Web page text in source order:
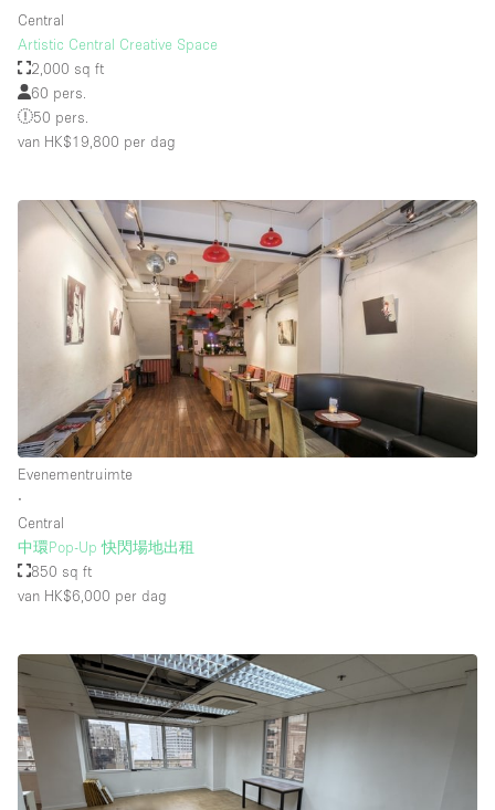
Toiletten
Toonbanken
Tuin
Verwarming
Voorraadkamer
Water Access
Whitebox / Minimaal
Verdieping/Toegang:
Souterrain
Begane grond straatkant
Winkelcentrum
Boven
Overig
Central
Artistic Central Creative Space
2,000 sq ft
60 pers.
50 pers.
van HK$19,800 per dag
Evenementruimte
∙
Central
中環Pop-Up 快閃場地出租
850 sq ft
van HK$6,000 per dag